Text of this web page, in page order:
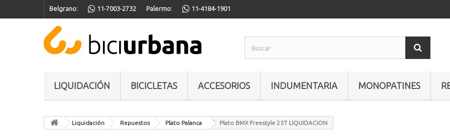
Belgrano: 11-7003-2732 Palermo: 11-4184-1901
LIQUIDACIÓN BICICLETAS ACCESORIOS INDUMENTARIA MONOPATINES
Liquidación Repuestos Plato Palanca Plato BMX Freestyle 25T LIQUIDACION